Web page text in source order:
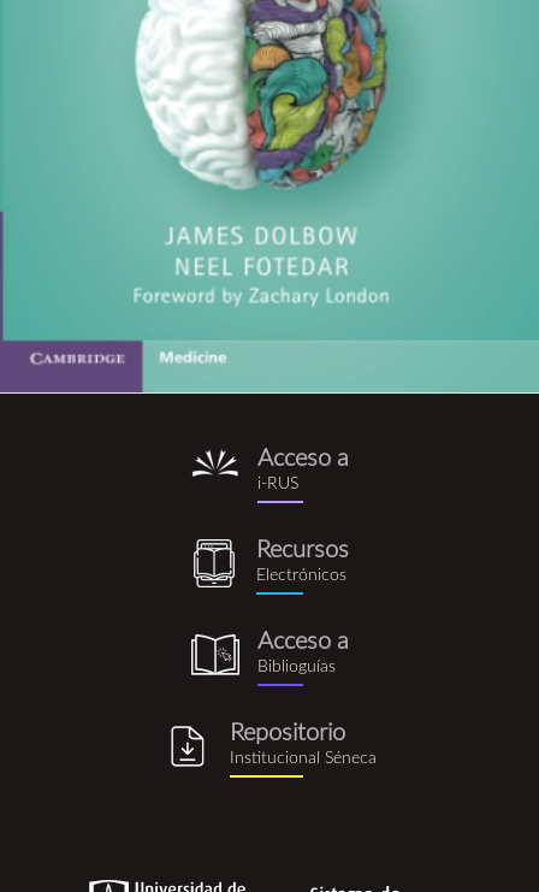
i-
rus.png
Acceso a
i-RUS
recursos_electronicos.png
Recursos
Electrónicos
biblioguia.png
Acceso a
Biblioguías
Repositorio
Institucional Séneca